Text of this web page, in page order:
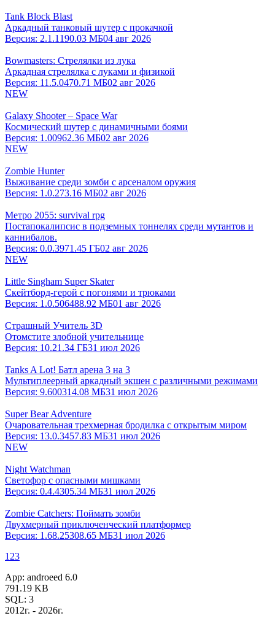
Tank Block Blast
Аркадный танковый шутер с прокачкой
Версия: 2.1.1 190.03 МБ04 авг 2026
Bowmasters: Стрелялки из лука
Аркадная стрелялка с луками и физикой
Версия: 11.5.0470.71 МБ02 авг 2026
NEW
Galaxy Shooter – Space War
Космический шутер с динамичными боями
Версия: 1.00962.36 МБ02 авг 2026
NEW
Zombie Hunter
Выживание среди зомби с арсеналом оружия
Версия: 1.0.273.16 МБ02 авг 2026
Метро 2055: survival rpg
Постапокалипсис в подземных тоннелях среди мутантов и
каннибалов.
Версия: 0.0.3971.45 ГБ02 авг 2026
NEW
Little Singham Super Skater
Скейтборд-герой с погонями и трюками
Версия: 1.0.506488.92 МБ01 авг 2026
Страшный Учитель 3D
Отомстите злобной учительнице
Версия: 10.21.34 ГБ31 июл 2026
Tanks A Lot! Батл арена 3 на 3
Мультиплеерный аркадный экшен с различными режимами
Версия: 9.600314.08 МБ31 июл 2026
Super Bear Adventure
Очаровательная трехмерная бродилка с открытым миром
Версия: 13.0.3457.83 МБ31 июл 2026
NEW
Night Watchman
Светофор с опасными мишками
Версия: 0.4.4305.34 МБ31 июл 2026
Zombie Catchers: Поймать зомби
Двухмерный приключенческий платформер
Версия: 1.68.25308.65 МБ31 июл 2026
1 23
App: androeed 6.0
791.19 KB
SQL: 3
2012г. - 2026г.